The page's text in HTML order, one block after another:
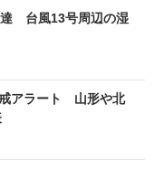
達 台風13号周辺の湿
アラート 山形や北